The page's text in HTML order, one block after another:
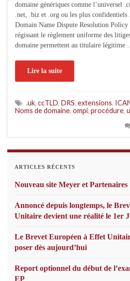
domaine génériques comme l’universel
.net, .biz et .org ou les plus
Domain Name Dispute Resolution Policy
régissant le règlement uniforme des
domaine permettent au titulaire légitime
Lire la suite
.uk, ccTLD, DRS, extensions,
Noms de domaine, ompi, procédure,
ARTICLES RÉCENTS
Nouveau site Meyer et Partenaires
Annoncé depuis longtemps, le
Unitaire devient une réalité le 1er
Le Brevet Européen à Effet
poser dès aujourd’hui
Report optionnel du début de
EP